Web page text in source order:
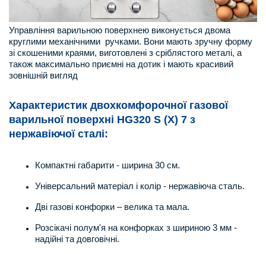
Управління варильною поверхнею виконується двома
круглими механічними ручками. Вони мають зручну форму
зі скошеними краями, виготовлені з сріблястого металі, а
також максимально приємні на дотик і мають красивий
зовнішній вигляд
Характеристик двохкомфорочної газової
варильної поверхні HG320 S (X) 7 з
нержавіючої сталі:
Компактні габарити - ширина 30 см.
Універсальний матеріал і колір - нержавіюча сталь.
Дві газові конфорки – велика та мала.
Розсікачі полум'я на конфорках з шириною 3 мм -
надійні та довговічні.